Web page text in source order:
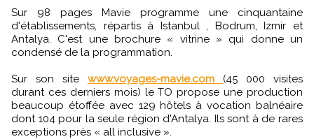
Sur 98 pages Mavie programme une cinquantaine
d'établissements, répartis à Istanbul , Bodrum, Izmir et
Antalya. C'est une brochure « vitrine » qui donne un
condensé de la programmation.
Sur son site www.voyages-mavie.com (45 000 visites
durant ces derniers mois) le TO propose une production
beaucoup étoffée avec 129 hôtels à vocation balnéaire
dont 104 pour la seule région d'Antalya. Ils sont à de rares
exceptions près « all inclusive ».